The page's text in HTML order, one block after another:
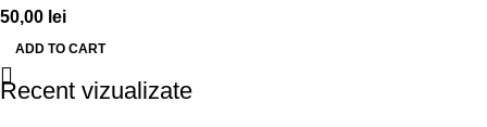
50,00 lei
ADD TO CART
Recent vizualizate